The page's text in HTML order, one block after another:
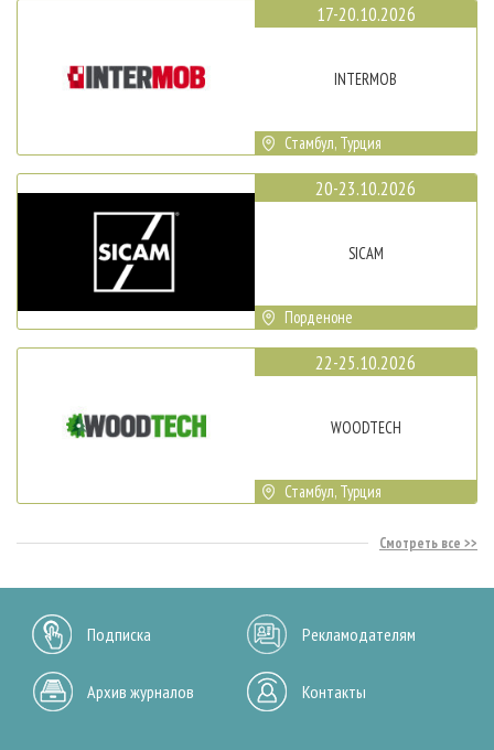
17-20.10.2026
INTERMOB
Стамбул, Турция
20-23.10.2026
SICAM
Порденоне
22-25.10.2026
WOODTECH
Стамбул, Турция
Смотреть все
Подписка Рекламодателям
Архив журналов Контакты